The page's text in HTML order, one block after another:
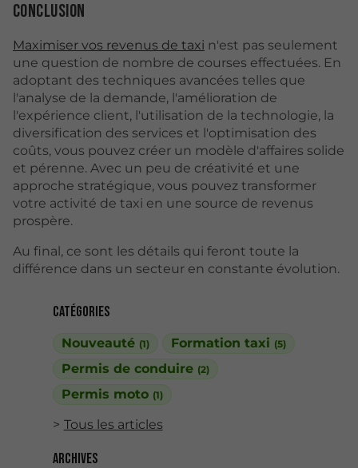
Catégories
Nouveauté (1) Formation taxi (5)
Permis de conduire (2)
Permis moto (1)
Tous les articles
Archives
Conclusion
Maximiser vos revenus de taxi n'est pas seulement
une question de nombre de courses effectuées. En
adoptant des techniques avancées telles que
l'analyse de la demande, l'amélioration de
l'expérience client, l'utilisation de la technologie, la
diversification des services et l'optimisation des
coûts, vous pouvez créer un modèle d'affaires solide
et pérenne. Avec un peu de créativité et une
approche stratégique, vous pouvez transformer
votre activité de taxi en une source de revenus
prospère.
Au final, ce sont les détails qui feront toute la
différence dans un secteur en constante évolution.